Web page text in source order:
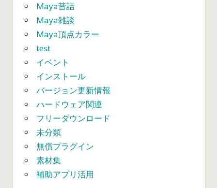
Maya昔話
Maya雑談
Maya頂点カラー
test
イベント
インストール
バージョン更新情報
ハードウェア関連
フリーダウンロード
未分類
無償プラグイン
素材集
補助アプリ活用